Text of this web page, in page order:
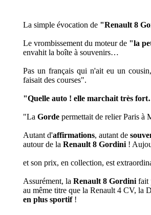
La simple évocation de "Renault 8
Le vrombissement du moteur de "la
envahit la boîte à souvenirs…
Pas un français qui n'ait eu un
faisait des courses".
"Quelle auto ! elle marchait très
"La Gordepermettait de relier Paris à
Autant d'affirmations, autant de
autour de la Renault 8 Gordini!
et son prix, en collection, est
Assurément, la Renault 8 Gordinifait
au même titre que la Renault 4 CV, la
en plus sportif!